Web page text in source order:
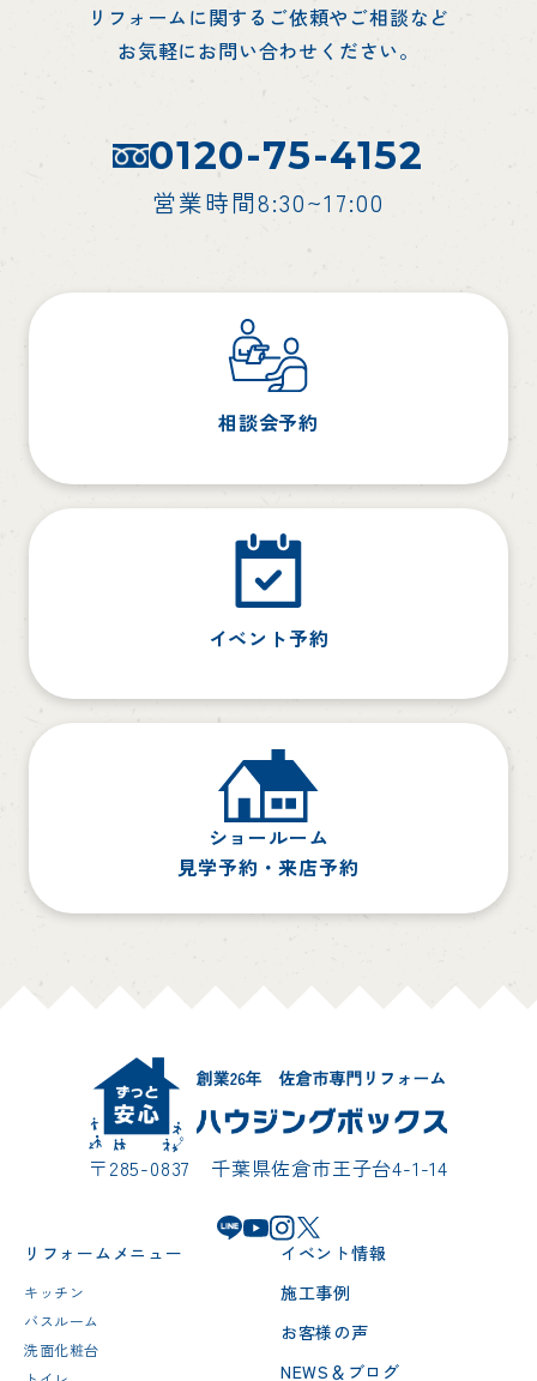
リフォームに関するご依頼やご相談など
お気軽にお問い合わせください。
0120-75-4152
営業時間8:30~17:00
相談会予約
イベント予約
ショールーム
見学予約・来店予約
〒285-0837 千葉県佐倉市王子台4-1-14
リフォームメニュー
キッチン
バスルーム
洗面化粧台
イベント情報
施工事例
お客様の声
NEWS＆ブログ